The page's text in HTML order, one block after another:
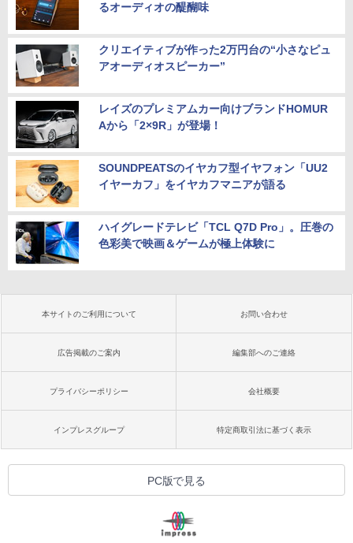
るオーディオの醍醐味
クリエイティブが作った2万円台の“小さなピュ
アオーディオスピーカー”
レイズのプレミアムカー向けブランドHOMUR
Aから「2×9R」が登場！
SOUNDPEATSのイヤカフ型イヤフォン「UU2
イヤーカフ」をイヤカフマニアが語る
ハイグレードテレビ「TCL Q7D Pro」。圧巻の
色彩美で映画＆ゲームが極上体験に
本サイトのご利用について お問い合わせ
広告掲載のご案内 編集部へのご連絡
プライバシーポリシー 会社概要
インプレスグループ 特定商取引法に基づく表示
PC版で見る